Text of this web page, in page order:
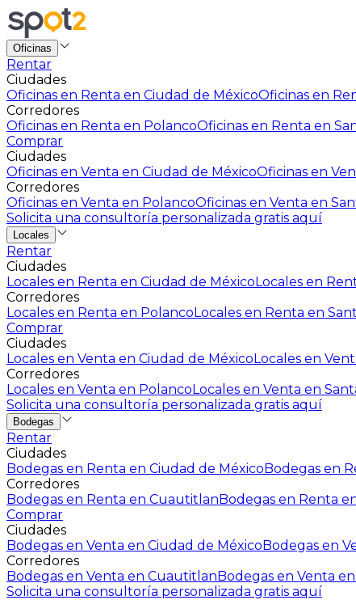
Oficinas
Rentar
Ciudades
Oficinas en Renta en Ciudad de MéxicoOficinas en
Corredores
Oficinas en Renta en PolancoOficinas en Renta en
Comprar
Ciudades
Oficinas en Venta en Ciudad de MéxicoOficinas en
Corredores
Oficinas en Venta en PolancoOficinas en Venta en
Solicita una consultoría personalizada gratis aquí
Locales
Rentar
Ciudades
Locales en Renta en Ciudad de MéxicoLocales en
Corredores
Locales en Renta en PolancoLocales en Renta en
Comprar
Ciudades
Locales en Venta en Ciudad de MéxicoLocales en
Corredores
Locales en Venta en PolancoLocales en Venta en
Solicita una consultoría personalizada gratis aquí
Bodegas
Rentar
Ciudades
Bodegas en Renta en Ciudad de MéxicoBodegas en
Corredores
Bodegas en Renta en CuautitlanBodegas en Renta
Comprar
Ciudades
Bodegas en Venta en Ciudad de MéxicoBodegas en
Corredores
Bodegas en Venta en CuautitlanBodegas en Venta
Solicita una consultoría personalizada gratis aquí